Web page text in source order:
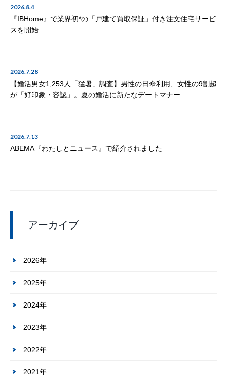
2026.8.4
『IBHome』で業界初*の「戸建て買取保証」付き注文住宅サービ
スを開始
2026.7.28
【婚活男女1,253人「猛暑」調査】男性の日傘利用、女性の9割超
が「好印象・容認」。夏の婚活に新たなデートマナー
2026.7.13
ABEMA『わたしとニュース』で紹介されました
アーカイブ
2026年
2025年
2024年
2023年
2022年
2021年